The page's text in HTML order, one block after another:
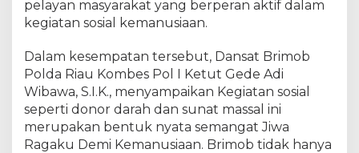
pelayan masyarakat yang berperan aktif dalam
kegiatan sosial kemanusiaan.
Dalam kesempatan tersebut, Dansat Brimob
Polda Riau Kombes Pol I Ketut Gede Adi
Wibawa, S.I.K., menyampaikan Kegiatan sosial
seperti donor darah dan sunat massal ini
merupakan bentuk nyata semangat Jiwa
Ragaku Demi Kemanusiaan. Brimob tidak hanya